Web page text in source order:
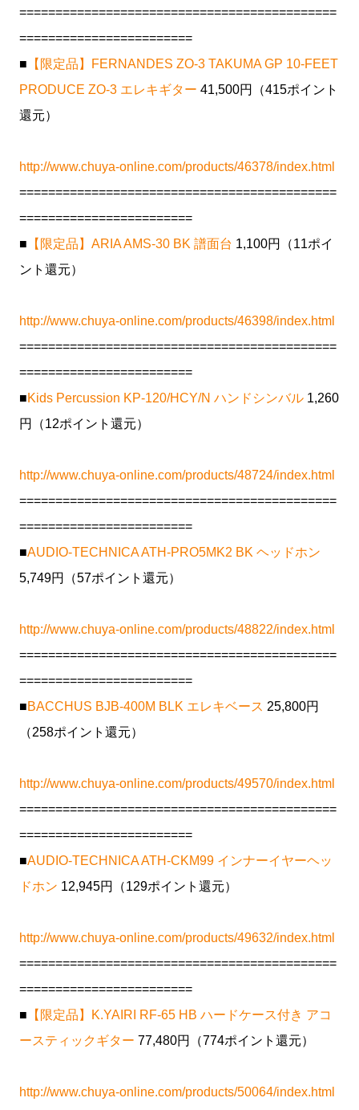
============================================
========================
■ 【限定品】FERNANDES ZO-3 TAKUMA GP 10-FEET
PRODUCE ZO-3 エレキギター 41,500円（415ポイント
還元）
http://www.chuya-online.com/products/46378/index.html
============================================
========================
■ 【限定品】ARIA AMS-30 BK 譜面台 1,100円（11ポイ
ント還元）
http://www.chuya-online.com/products/46398/index.html
============================================
========================
■Kids Percussion KP-120/HCY/N ハンドシンバル 1,260
円（12ポイント還元）
http://www.chuya-online.com/products/48724/index.html
============================================
========================
■AUDIO-TECHNICA ATH-PRO5MK2 BK ヘッドホン
5,749円（57ポイント還元）
http://www.chuya-online.com/products/48822/index.html
============================================
========================
■BACCHUS BJB-400M BLK エレキベース 25,800円
（258ポイント還元）
http://www.chuya-online.com/products/49570/index.html
============================================
========================
■AUDIO-TECHNICA ATH-CKM99 インナーイヤーヘッ
ドホン 12,945円（129ポイント還元）
http://www.chuya-online.com/products/49632/index.html
============================================
========================
■ 【限定品】K.YAIRI RF-65 HB ハードケース付き アコ
ースティックギター 77,480円（774ポイント還元）
http://www.chuya-online.com/products/50064/index.html